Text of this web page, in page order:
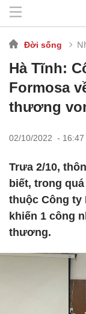
Đời sống
Hà Tĩnh:
Formosa
thương
02/10/2022 - 16:47
Trưa 2/10,
biết, trong
thuộc Công ty
khiến 1 công
thương.